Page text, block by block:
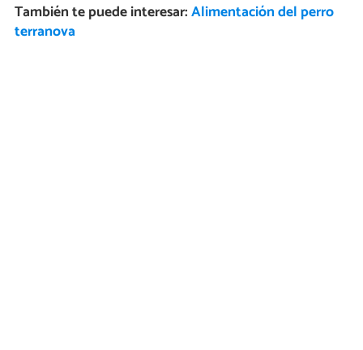
También te puede interesar:Alimentación del perro
terranova